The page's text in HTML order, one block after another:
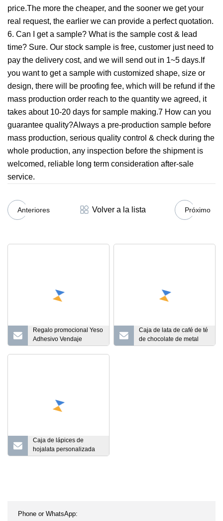
price.The more the cheaper, and the sooner we get your
real request, the earlier we can provide a perfect quotation.
6. Can I get a sample? What is the sample cost & lead
time? Sure. Our stock sample is free, customer just need to
pay the delivery cost, and we will send out in 1~5 days.If
you want to get a sample with customized shape, size or
design, there will be proofing fee, which will be refund if the
mass production order reach to the quantity we agreed, it
takes about 10-20 days for sample making.7 How can you
guarantee quality?Always a pre-production sample before
mass production, serious quality control & check during the
whole production, any inspection before the shipment is
welcomed, reliable long term consideration after-sale
service.
Anteriores Volver a la lista Próximo
Regalo promocional Yeso
Adhesivo Vendaje
Botiquines de primeros
Caja de lata de café de té
de chocolate de metal
rectangular con tapa
Caja de lápices de
hojalata personalizada
Caja de metal Cajas de